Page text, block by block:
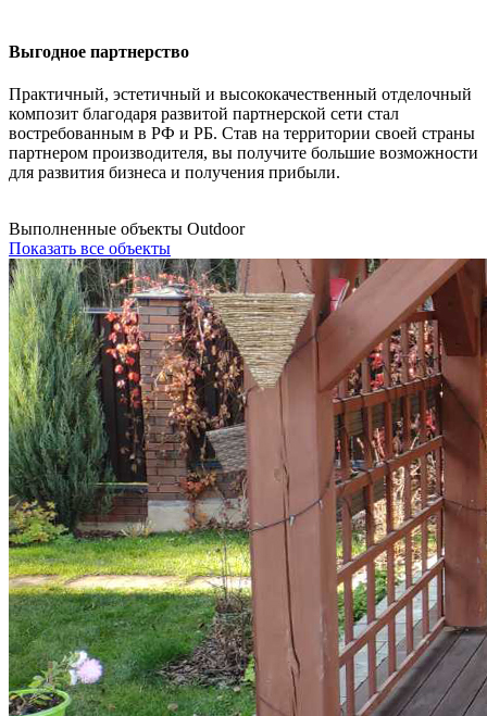
Выгодное партнерство
Практичный, эстетичный и высококачественный отделочный
композит благодаря развитой партнерской сети стал
востребованным в РФ и РБ. Став на территории своей страны
партнером производителя, вы получите большие возможности
для развития бизнеса и получения прибыли.
Выполненные объекты Outdoor
Показать все объекты